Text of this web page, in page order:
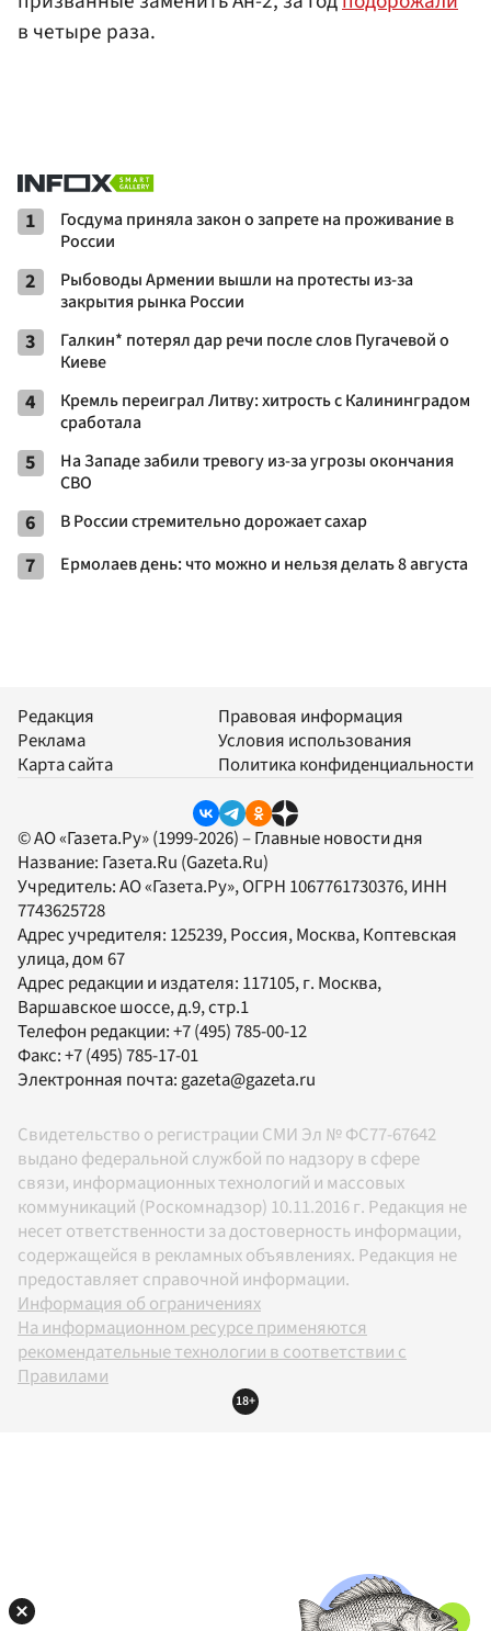
в четыре раза.
1
Госдума приняла закон о запрете на проживание в
России
2
Рыбоводы Армении вышли на протесты из-за
закрытия рынка России
3
Галкин* потерял дар речи после слов Пугачевой о
Киеве
4
Кремль переиграл Литву: хитрость с Калининградом
сработала
5
На Западе забили тревогу из-за угрозы окончания
СВО
6 В России стремительно дорожает сахар
7 Ермолаев день: что можно и нельзя делать 8 августа
Редакция
Реклама
Карта сайта
Правовая информация
Условия использования
Политика конфиденциальности
© АО «Газета.Ру» (1999-2026) – Главные новости дня
Название: Газета.Ru (Gazeta.Ru)
Учредитель:АО «Газета.Ру», ОГРН 1067761730376, ИНН
7743625728
Адрес учредителя: 125239, Россия, Москва, Коптевская
улица, дом 67
Адрес редакции и издателя: 117105, г. Москва,
Варшавское шоссе, д.9, стр.1
Телефон редакции:+7 (495) 785-00-12
Факс:+7 (495) 785-17-01
Электронная почта: gazeta@gazeta.ru
Свидетельство о регистрации СМИ Эл № ФС77-67642
выдано федеральной службой по надзору в сфере
связи, информационных технологий и массовых
коммуникаций (Роскомнадзор) 10.11.2016 г. Редакция не
несет ответственности за достоверность информации,
содержащейся в рекламных объявлениях. Редакция не
предоставляет справочной информации.
Информация об ограничениях
На информационном ресурсе применяются
рекомендательные технологии в соответствии с
Правилами
18+